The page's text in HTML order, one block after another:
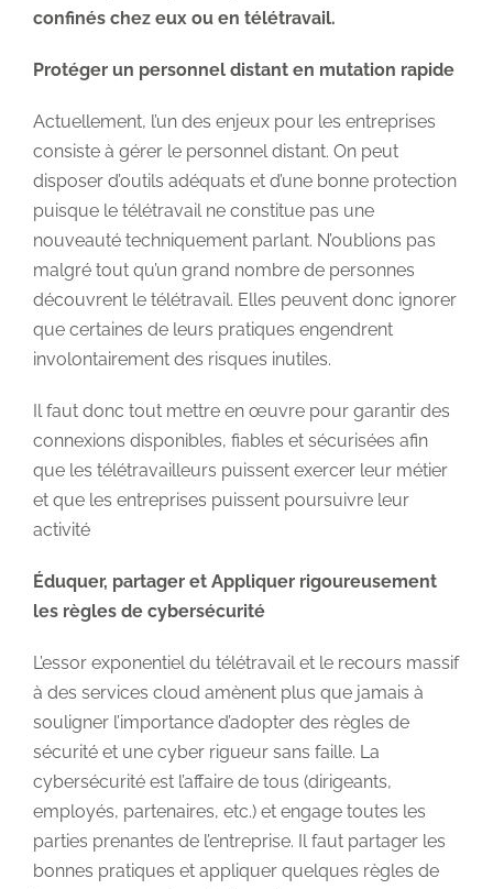
confinés chez eux ou en télétravail.
Protéger un personnel distant en mutation rapide
Actuellement, l’un des enjeux pour les entreprises
consiste à gérer le personnel distant. On peut
disposer d’outils adéquats et d’une bonne protection
puisque le télétravail ne constitue pas une
nouveauté techniquement parlant. N’oublions pas
malgré tout qu’un grand nombre de personnes
découvrent le télétravail. Elles peuvent donc ignorer
que certaines de leurs pratiques engendrent
involontairement des risques inutiles.
Il faut donc tout mettre en œuvre pour garantir des
connexions disponibles, fiables et sécurisées afin
que les télétravailleurs puissent exercer leur métier
et que les entreprises puissent poursuivre leur
activité
Éduquer, partager et Appliquer rigoureusement
les règles de cybersécurité
L’essor exponentiel du télétravail et le recours massif
à des services cloud amènent plus que jamais à
souligner l’importance d’adopter des règles de
sécurité et une cyber rigueur sans faille. La
cybersécurité est l’affaire de tous (dirigeants,
employés, partenaires, etc.) et engage toutes les
parties prenantes de l’entreprise. Il faut partager les
bonnes pratiques et appliquer quelques règles de